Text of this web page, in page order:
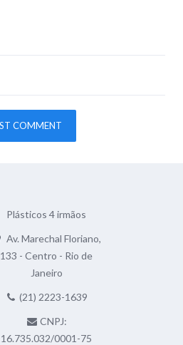
Plásticos 4 irmãos
Av. Marechal Floriano,
133 - Centro - Rio de
Janeiro
(21) 2223-1639
CNPJ:
16.735.032/0001-75